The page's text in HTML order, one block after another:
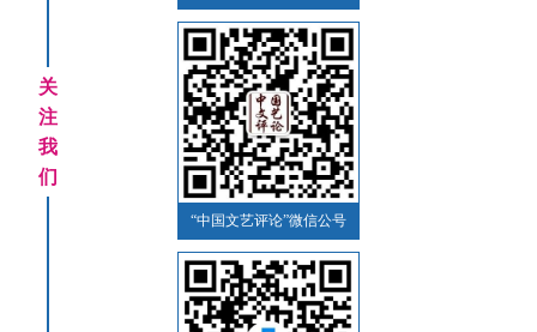
关
注
我
们
“中国文艺评论”微信公号